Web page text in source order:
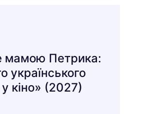
мамою Петрика:
українського
кіно» (2027)